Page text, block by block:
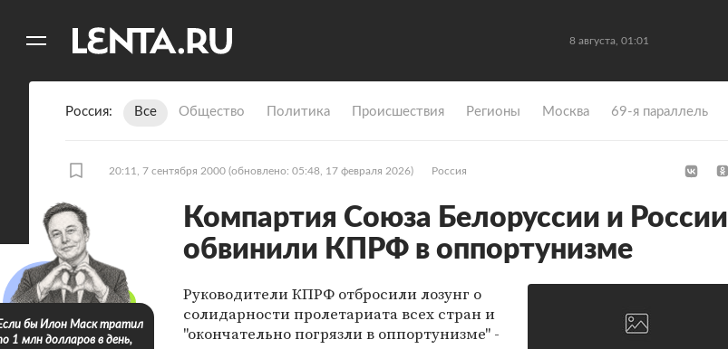
8 августа, 01:01
Россия Все Общество Политика Происшествия Регионы Москва 69-я параллель
20:11, 7 сентября 2000 (обновлено: 05:48, 17 февраля 2026) Россия
Компартия Союза Белоруссии и России
обвинили КПРФ в оппортунизме
Руководители КПРФ отбросили лозунг о
солидарности пролетариата всех стран и
"окончательно погрязли в оппортунизме" -
бы Илон Маск тратил
1 млн долларов в день,